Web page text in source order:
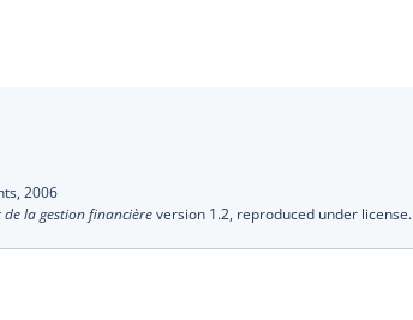
2006
la gestion financièreversion 1.2, reproduced under license.